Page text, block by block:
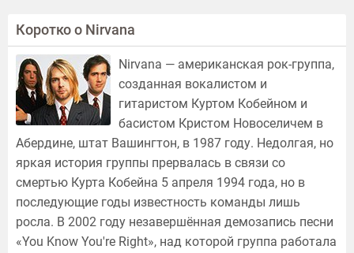
C2 - Floyd The Barber
C3 - Downer
C4 - Mexican Seafood
C5 - Spank Thru
C6 - Hairspray Queen
C7 - Pen Cap Chew
D1 - Unknown 1
D2 - Where Did You Sleep Last Night ?
D3 - Here She Come Now
D4 - Unknown 2
Коротко о Nirvana
Nirvana — американская рок-группа,
созданная вокалистом и
гитаристом Куртом Кобейном и
басистом Кристом Новоселичем в
Абердине, штат Вашингтон, в 1987 году. Недолгая, но
яркая история группы прервалась в связи со
смертью Курта Кобейна 5 апреля 1994 года, но в
последующие годы известность команды лишь
росла. В 2002 году незавершённая демозапись песни
«You Know You're Right», над которой группа работала